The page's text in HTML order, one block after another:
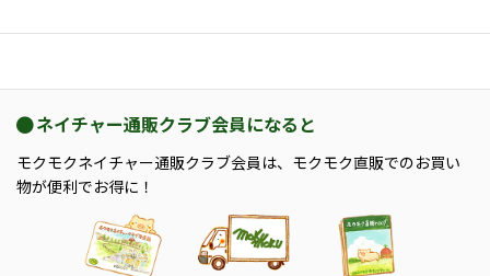
ネイチャー通販クラブ会員になると
モクモクネイチャー通販クラブ会員は、モクモク直販でのお買い
物が便利でお得に！